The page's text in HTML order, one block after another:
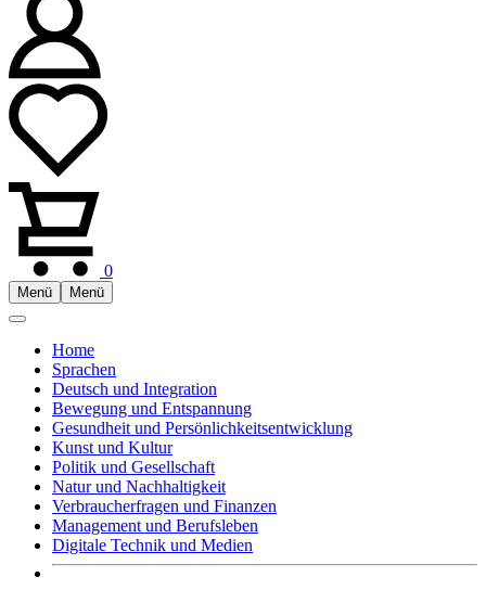
0
Menü Menü
Home
Sprachen
Deutsch und Integration
Bewegung und Entspannung
Gesundheit und Persönlichkeitsentwicklung
Kunst und Kultur
Politik und Gesellschaft
Natur und Nachhaltigkeit
Verbraucherfragen und Finanzen
Management und Berufsleben
Digitale Technik und Medien